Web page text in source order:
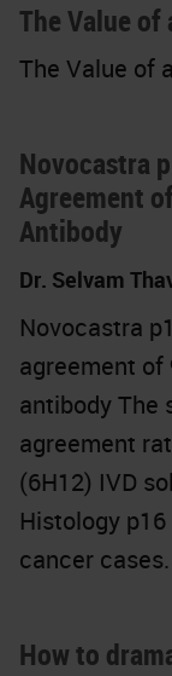
The Value of
The Value of
Novocastra
Agreement
Antibody
Dr. Selvam
Novocastra
agreement of
antibody The
agreement
(6H12) IVD
Histology
cancer cases.
How to